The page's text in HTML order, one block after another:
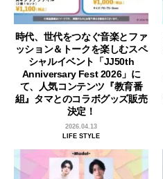
時代、世代をつなぐ音楽とファ
ッション＆トークを楽しむスペ
シャルイベント「JJ50th
Anniversary Fest 2026」に
て、人気コンテンツ『教育番
組』タマとのコラボグッズ販売
決定！
2026.04.13
LIFE STYLE